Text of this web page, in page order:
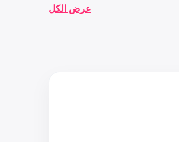
عرض الكل